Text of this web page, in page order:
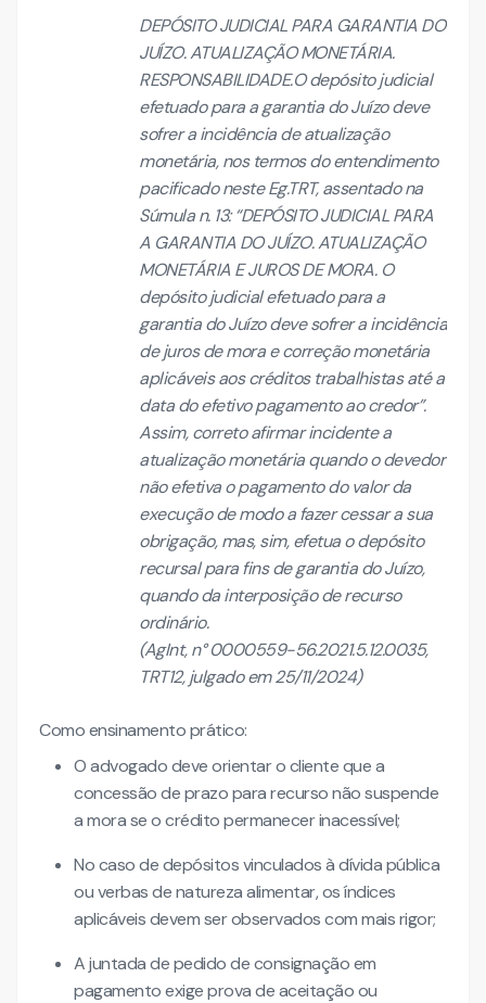
DEPÓSITO JUDICIAL PARA GARANTIA DO
JUÍZO. ATUALIZAÇÃO MONETÁRIA.
RESPONSABILIDADE.O depósito judicial
efetuado para a garantia do Juízo deve
sofrer a incidência de atualização
monetária, nos termos do entendimento
pacificado neste Eg.TRT, assentado na
Súmula n. 13: “DEPÓSITO JUDICIAL PARA
A GARANTIA DO JUÍZO. ATUALIZAÇÃO
MONETÁRIA E JUROS DE MORA. O
depósito judicial efetuado para a
garantia do Juízo deve sofrer a incidência
de juros de mora e correção monetária
aplicáveis aos créditos trabalhistas até a
data do efetivo pagamento ao credor”.
Assim, correto afirmar incidente a
atualização monetária quando o devedor
não efetiva o pagamento do valor da
execução de modo a fazer cessar a sua
obrigação, mas, sim, efetua o depósito
recursal para fins de garantia do Juízo,
quando da interposição de recurso
ordinário.
(AgInt, n° 0000559-56.2021.5.12.0035,
TRT12, julgado em 25/11/2024)
Como ensinamento prático:
O advogado deve orientar o cliente que a
concessão de prazo para recurso não suspende
a mora se o crédito permanecer inacessível;
No caso de depósitos vinculados à dívida pública
ou verbas de natureza alimentar, os índices
aplicáveis devem ser observados com mais rigor;
A juntada de pedido de consignação em
pagamento exige prova de aceitação ou